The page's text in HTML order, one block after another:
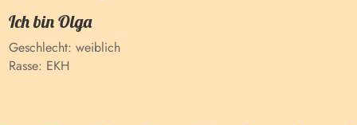
Ich binOlga
Geschlecht:weiblich
Rasse: EKH